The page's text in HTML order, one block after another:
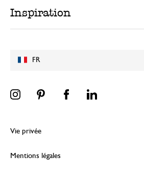
FR
Inspiration
Vie privée
Mentions légales